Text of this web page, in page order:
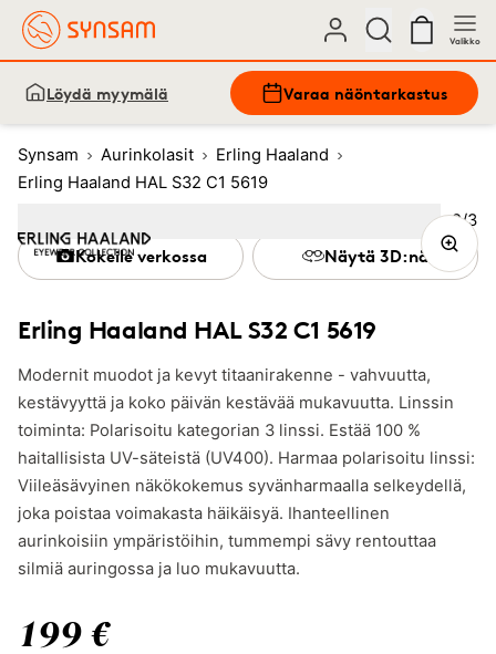
Valikko
Löydä myymälä Varaa näöntarkastus
Synsam Aurinkolasit
Erling Haaland
Erling Haaland HAL S32 C1 5619
Erling Haaland HAL S32 C1 5619
Modernit muodot ja kevyt titaanirakenne - vahvuutta,
kestävyyttä ja koko päivän kestävää mukavuutta. Linssin
toiminta: Polarisoitu kategorian 3 linssi. Estää 100 %
haitallisista UV-säteistä (UV400). Harmaa polarisoitu linssi:
Viileäsävyinen näkökokemus syvänharmaalla selkeydellä,
joka poistaa voimakasta häikäisyä. Ihanteellinen
aurinkoisiin ympäristöihin, tummempi sävy rentouttaa
silmiä auringossa ja luo mukavuutta.
199 €
Kokeile verkossa Näytä 3D:nä
Kuva
2/3
Image1 3